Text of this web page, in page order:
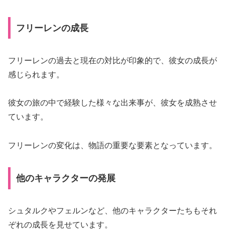
フリーレンの成長
フリーレンの過去と現在の対比が印象的で、彼女の成長が
感じられます。
彼女の旅の中で経験した様々な出来事が、彼女を成熟させ
ています。
フリーレンの変化は、物語の重要な要素となっています。
他のキャラクターの発展
シュタルクやフェルンなど、他のキャラクターたちもそれ
ぞれの成長を見せています。